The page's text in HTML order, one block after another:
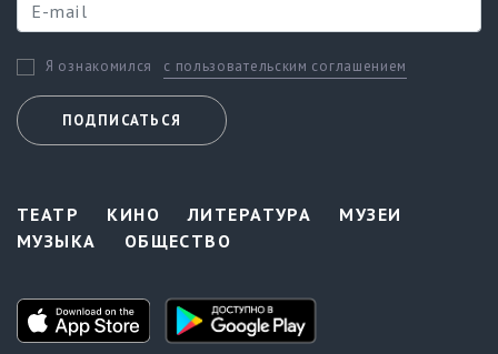
Я ознакомился с пользовательским соглашением
ПОДПИСАТЬСЯ
ТЕАТР КИНО ЛИТЕРАТУРА
МУЗЕИ
МУЗЫКА
ОБЩЕСТВО